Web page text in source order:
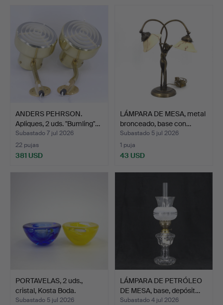
ANDERS PEHRSON.
Apliques, 2 uds. "Bumling"…
Subastado 7 jul 2026
22 pujas
381 USD
LÁMPARA DE MESA, metal
bronceado, base con…
Subastado 5 jul 2026
1 puja
43 USD
PORTAVELAS, 2 uds.,
cristal, Kosta Boda.
Subastado 5 jul 2026
LÁMPARA DE PETRÓLEO
DE MESA, base, depósit…
Subastado 4 jul 2026